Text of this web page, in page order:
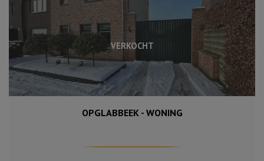
VERKOCHT
170 m² 4
OPGLABBEEK - WONING